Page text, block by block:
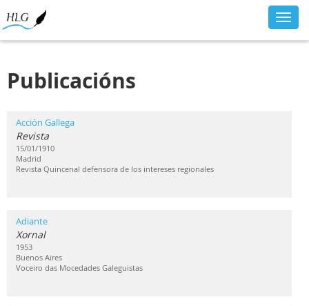
Publicacións
Acción Gallega
Revista
15/01/1910
Madrid
Revista Quincenal defensora de los intereses regionales
Adiante
Xornal
1953
Buenos Aires
Voceiro das Mocedades Galeguistas